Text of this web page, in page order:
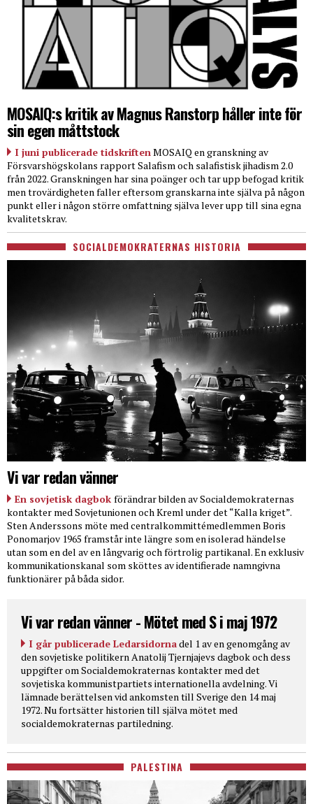
MOSAIQ:s kritik av Magnus Ranstorp håller inte för
sin egen måttstock
I juni publicerade tidskriftenMOSAIQ en granskning av
Försvarshögskolans rapport Salafism och salafistisk jihadism 2.0
från 2022. Granskningen har sina poänger och tar upp befogad kritik
men trovärdigheten faller eftersom granskarna inte själva på någon
punkt eller i någon större omfattning själva lever upp till sina egna
kvalitetskrav.
SOCIALDEMOKRATERNAS HISTORIA
Vi var redan vänner
En sovjetisk dagbok förändrar bilden av Socialdemokraternas
kontakter med Sovjetunionen och Kreml under det “Kalla kriget”.
Sten Anderssons möte med centralkommittémedlemmen Boris
Ponomarjov 1965 framstår inte längre som en isolerad händelse
utan som en del av en långvarig och förtrolig partikanal. En exklusiv
kommunikationskanal som sköttes av identifierade namngivna
funktionärer på båda sidor.
Vi var redan vänner - Mötet med S i maj 1972
I går publicerade Ledarsidornadel 1 av en genomgång av
den sovjetiske politikern Anatolij Tjernjajevs dagbok och dess
uppgifter om Socialdemokraternas kontakter med det
sovjetiska kommunistpartiets internationella avdelning. Vi
lämnade berättelsen vid ankomsten till Sverige den 14 maj
1972. Nu fortsätter historien till själva mötet med
socialdemokraternas partiledning.
PALESTINA